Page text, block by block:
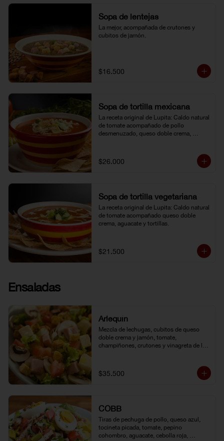
Sopa de lentejas
La mejor, acompañada de crutones y
cubitos de jamón.
$16.500
Sopa de tortilla mexicana
La receta original de Lupita: Caldo natural
de tomate acompañado de pollo
desmenuzado, queso doble crema,
$26.000
Sopa de tortilla vegetariana
La receta original de Lupita: Caldo natural
de tomate acompañado queso doble
crema, aguacate y tortillas.
$21.500
Ensaladas
Arlequín
Mezcla de lechugas, cubitos de queso
doble crema y jamón, tomate,
champiñones, crutones y vinagreta de la
$35.500
COBB
Tiras de pechuga de pollo, queso azul,
tocineta picada, tomate, pepino
cohombro, aguacate, cebolla roja,